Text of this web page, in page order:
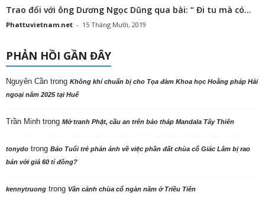
Trao đổi với ông Dương Ngọc Dũng qua bài: “ Đi tu mà có...
Phattuvietnam.net - 15 Tháng Mười, 2019
PHẢN HỒI GẦN ĐÂY
Nguyên Cần trong Không khí chuẩn bị cho Tọa đàm Khoa học Hoằng pháp Hải
ngoại năm 2025 tại Huế
Trần Minh trong Mở tranh Phật, cầu an trên bảo tháp Mandala Tây Thiên
tonydo trong Báo Tuổi trẻ phản ảnh về việc phần đất chùa cổ Giác Lâm bị rao
bán với giá 60 tỉ đồng?
kennytruong trong Vãn cảnh chùa cổ ngàn năm ở Triều Tiên